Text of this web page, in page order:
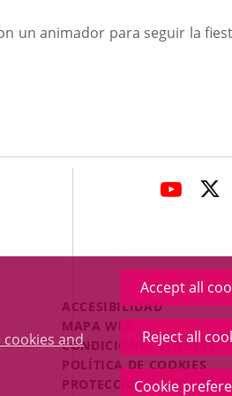
cookies and
Accept all
Reject all
Cookie
un animador para seguir la
LINK
Menú
Legal
Footer
ACCESIBILIDAD
MAPA WEB
CONDICIONES LEGALES
POLÍTICA DE COOKIES
PROTECCIÓN DE DATOS